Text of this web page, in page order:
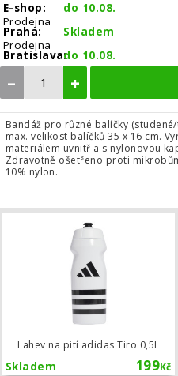
E-shop:
do 10.08.
Prodejna
Praha:
Skladem
Prodejna
Bratislava:do 10.08.
– +
Bandáž pro různé balíčky
max. velikost balíčků 35 x 16 cm.
materiálem uvnitř a s nylonovou
Zdravotně ošetřeno proti
10% nylon.
Lahev na pití adidas Tiro 0,5L
199Kč
Skladem